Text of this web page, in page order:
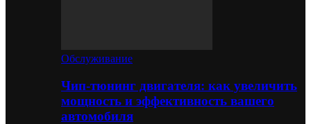
Обслуживание
Чип-тюнинг двигателя: как увеличить
мощность и эффективность вашего
автомобиля